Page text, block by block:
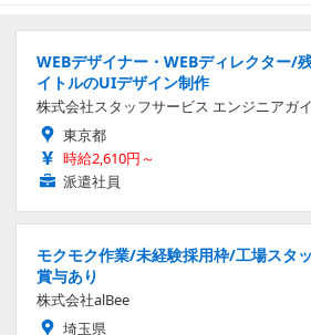
WEBデザイナー・WEBディレクター/
イトルのUIデザイン制作
株式会社スタッフサービス エンジニアガ
東京都
時給2,610円～
派遣社員
モクモク作業/未経験採用枠/工場スタ
賞与あり
株式会社alBee
埼玉県